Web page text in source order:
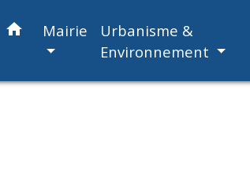
home Mairie
Urbanisme &
Environnement